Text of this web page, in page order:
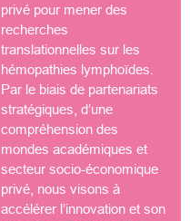
privé pour mener des
recherches
translationnelles sur les
hémopathies lymphoïdes.
Par le biais de partenariats
stratégiques, d’une
compréhension des
mondes académiques et
secteur socio-économique
privé, nous visons à
accélérer l’innovation et son